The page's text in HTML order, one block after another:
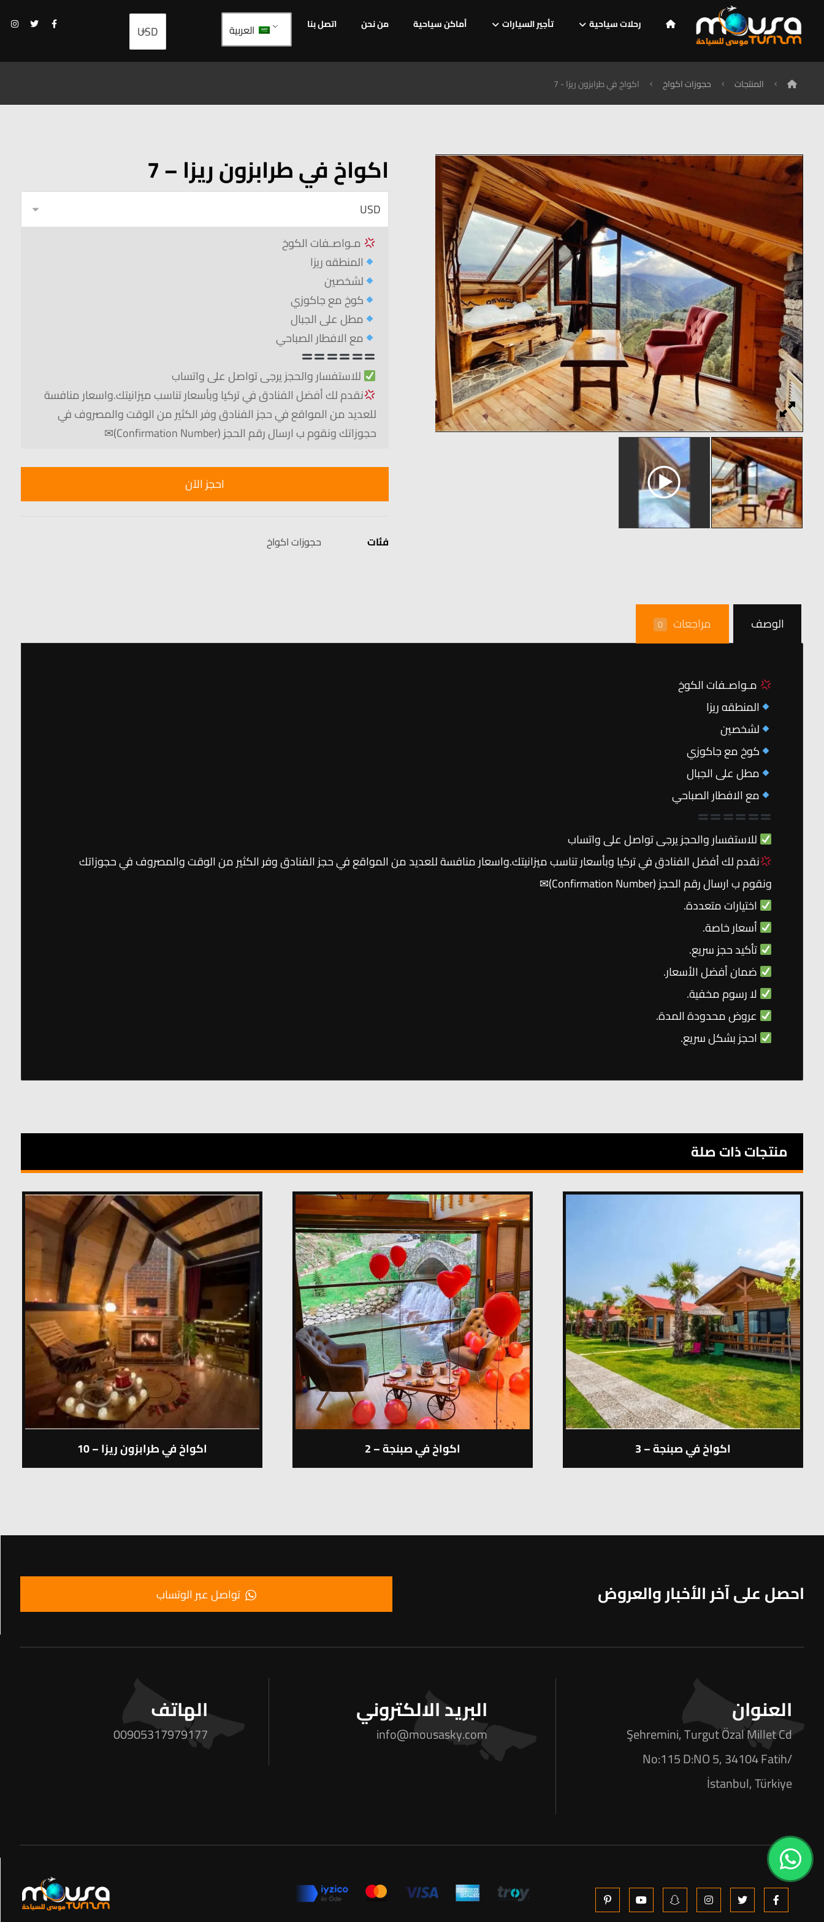
رحلات سياحية تأجير السيارات أماكن سياحية من نحن اتصل بنا العربية
المنتجات حجوزات اكواخ اكواخ في طرابزون ريزا - 7
اكواخ في طرابزون ريزا – 7
مـواصـفات الكوخ
المنطقه ريزا
لشخصين
كوخ مع جاكوزي
مطل على الجبال
مع الافطار الصباحي
للاستفسار والحجز يرجى تواصل على واتساب
نقدم لك أفضل الفنادق في تركيا وبأسعار تناسب ميزانيتك.واسعار منافسة
للعديد من المواقع في حجز الفنادق وفر الكثير من الوقت والمصروف في
حجوزاتك ونقوم ب ارسال رقم الحجز (Confirmation Number)✉
احجز الآن
فئات حجوزات اكواخ
الوصف مراجعات 0
مـواصـفات الكوخ
المنطقه ريزا
لشخصين
كوخ مع جاكوزي
مطل على الجبال
مع الافطار الصباحي
للاستفسار والحجز يرجى تواصل على واتساب
نقدم لك أفضل الفنادق في تركيا وبأسعار تناسب ميزانيتك.واسعار منافسة للعديد من المواقع في حجز الفنادق وفر الكثير من الوقت والمصروف في حجوزاتك
ونقوم ب ارسال رقم الحجز (Confirmation Number)✉
اختيارات متعددة.
أسعار خاصة.
تأكيد حجز سريع.
ضمان أفضل الأسعار.
لا رسوم مخفية.
عروض محدودة المدة.
احجز بشكل سريع.
منتجات ذات صلة
اكواخ في صبنجة – 3 اكواخ في صبنجة – 2 اكواخ في طرابزون ريزا – 10
احصل على آخر الأخبار والعروض تواصل عبر الوتساب
الهاتف
00905317979177
البريد الالكتروني
info@mousasky.com
العنوان
Şehremini, Turgut Özal Millet Cd
No:115 D:NO 5, 34104 Fatih/
İstanbul, Türkiye